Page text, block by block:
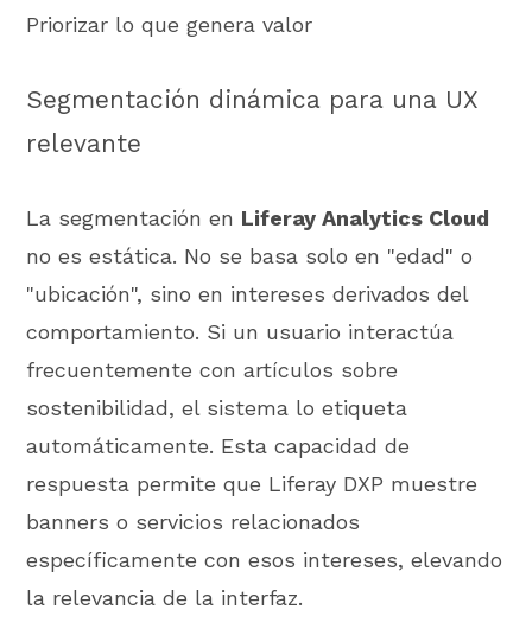
Priorizar lo que genera valor
Segmentación dinámica para una UX
relevante
La segmentación en Liferay Analytics Cloud
no es estática. No se basa solo en "edad" o
"ubicación", sino en intereses derivados del
comportamiento. Si un usuario interactúa
frecuentemente con artículos sobre
sostenibilidad, el sistema lo etiqueta
automáticamente. Esta capacidad de
respuesta permite que Liferay DXP muestre
banners o servicios relacionados
específicamente con esos intereses, elevando
la relevancia de la interfaz.